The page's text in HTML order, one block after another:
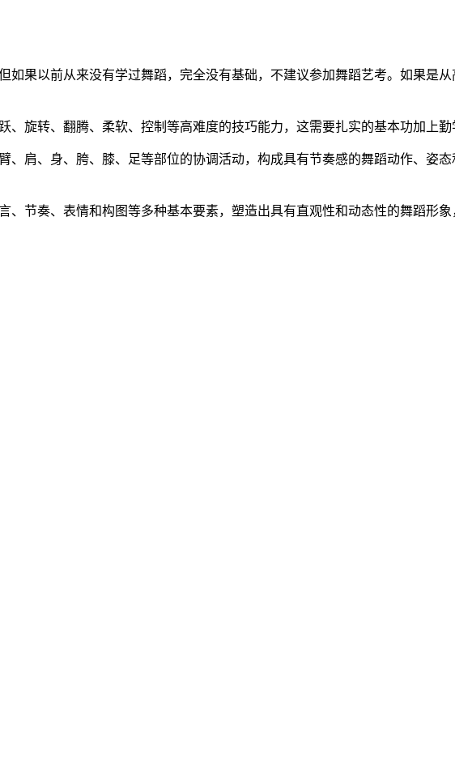
以前从来没有学过舞蹈，完全没有基础，不建议参加舞蹈艺考。如果是从
转、翻腾、柔软、控制等高难度的技巧能力，这需要扎实的基本功加上勤
肩、身、胯、膝、足等部位的协调活动，构成具有节奏感的舞蹈动作、姿
奏、表情和构图等多种基本要素，塑造出具有直观性和动态性的舞蹈形象